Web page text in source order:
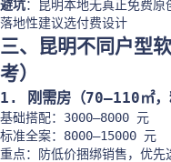
避坑：昆明本地无真正免费原
落地性建议选付费设计
三、昆明不同户型
考）
1. 刚需房（70–110㎡
基础搭配：3000–8000 元
标准全案：8000–15000 元
重点：防低价捆绑销售，优先